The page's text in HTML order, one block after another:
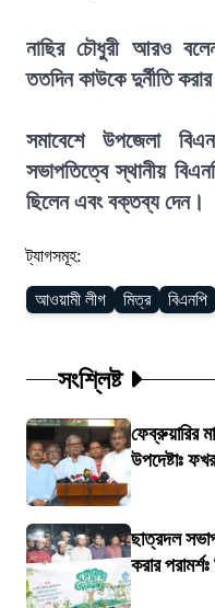
নাছির চৌধুরী আরও
ততদিন কাউকে দুর্নীতি
সমাবেশে উপজেলা
সভাপতিত্বে স্থানীয়
ছিলেন এবং বক্তব্য দেন।
ট্যাগসমূহ:
আওয়ামী লীগ মিত্র বিএনপি
সংশ্লিষ্ট
ফেব্রুয়ারির
উপদেষ্টাঃ
ছাত্রদল
করার পরামর্শঃ